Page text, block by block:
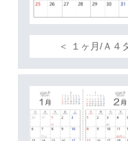
＜ １ヶ月/Ａ